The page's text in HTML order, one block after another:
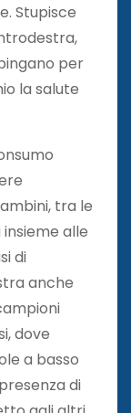
Stupisce
per
la salute
tra le
alle
di
anche
dove
a basso
di